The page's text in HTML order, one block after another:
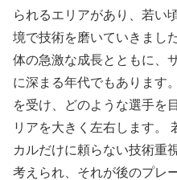
られるエリアがあり、若い
境で技術を磨いていきまし
体の急激な成長とともに、
に深まる年代でもあります
を受け、どのような選手を
リアを大きく左右します。
カルだけに頼らない技術重
考えられ、それが後のプレ